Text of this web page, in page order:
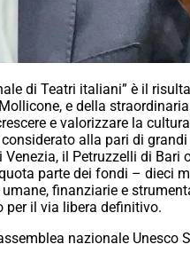
di Teatri italiani” è il
e della
e valorizzare la
alla pari di
il Petruzzelli di
parte dei fondi – dieci
finanziarie e
per il via libera definitivo.
nazionale